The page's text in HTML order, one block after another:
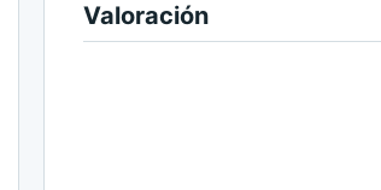
Valoración